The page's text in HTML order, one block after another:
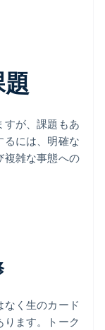
すが、課題もあ
るには、明確な
複雑な事態への
く生のカード
ます。トーク